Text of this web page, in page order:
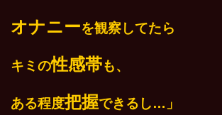
オナニーを観察してたら
キミの性感帯も、
ある程度把握できるし…」